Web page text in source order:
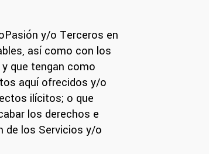
y/o Terceros en
así como con los
que tengan como
aquí ofrecidos y/o
ilícitos; o que
los derechos e
de los Servicios y/o